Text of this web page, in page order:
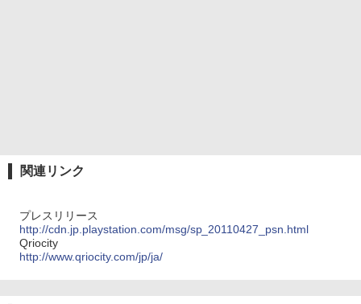
関連リンク
プレスリリース
http://cdn.jp.playstation.com/msg/sp_20110427_psn.html
Qriocity
http://www.qriocity.com/jp/ja/